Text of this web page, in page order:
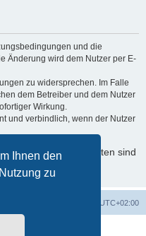
Ihnen den
zu
und die
Änderung wird dem Nutzer per E-
zu widersprechen. Im Falle
dem Betreiber und dem Nutzer
Wirkung.
und verbindlich, wenn der Nutzer
persönlichen Daten sind
UTC+02:00
© phpBB Limited